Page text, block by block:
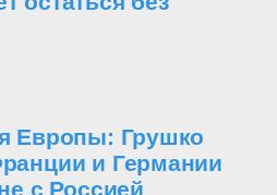
Европы: Грушко
и Германии
с Россией